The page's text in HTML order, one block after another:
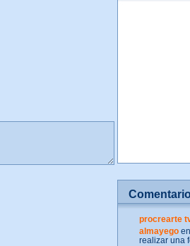
procrearte
almayego
realizar una